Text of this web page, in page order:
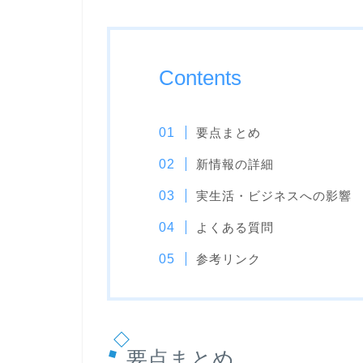
Contents
要点まとめ
新情報の詳細
実生活・ビジネスへの影響
よくある質問
参考リンク